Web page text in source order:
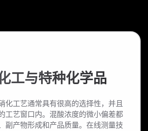
工与特种化学品
化工艺通常具有很高的选择性，并且
工艺窗口内。混酸浓度的微小偏差都
副产物形成和产品质量。在线测量技